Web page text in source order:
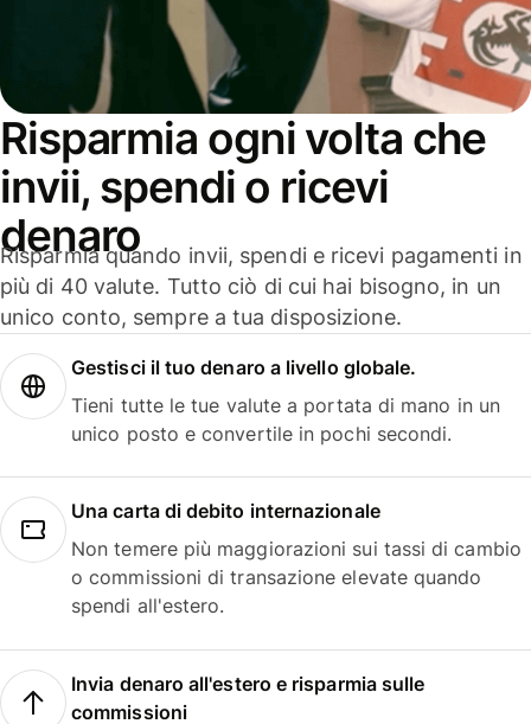
Risparmia ogni volta che
invii, spendi o ricevi
denaro
Risparmia quando invii, spendi e ricevi pagamenti in
più di 40 valute. Tutto ciò di cui hai bisogno, in un
unico conto, sempre a tua disposizione.
Gestisci il tuo denaro a livello globale.
Tieni tutte le tue valute a portata di mano in un
unico posto e convertile in pochi secondi.
Una carta di debito internazionale
Non temere più maggiorazioni sui tassi di cambio
o commissioni di transazione elevate quando
spendi all'estero.
Invia denaro all'estero e risparmia sulle
commissioni